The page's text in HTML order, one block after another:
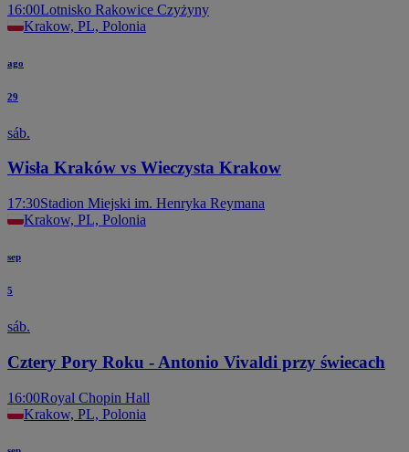
16:00Lotnisko Rakowice Czyżyny
Krakow, PL, Polonia
ago
29
sáb.
Wisła Kraków vs Wieczysta Krakow
17:30Stadion Miejski im. Henryka Reymana
Krakow, PL, Polonia
sep
5
sáb.
Cztery Pory Roku - Antonio Vivaldi przy świecach
16:00Royal Chopin Hall
Krakow, PL, Polonia